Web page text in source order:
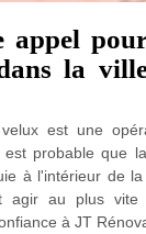
appel
la
est une
probable que
à l'intérieur de
au plus vite
à JT